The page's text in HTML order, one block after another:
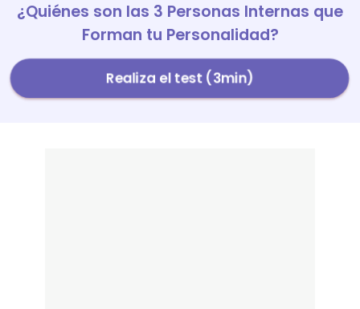
¿Quiénes son las 3 Personas Internas que
Forman tu Personalidad?
Realiza el test (3min)